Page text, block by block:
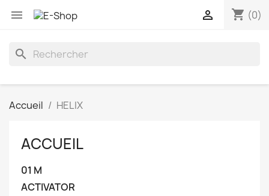
 shopping_cart (0)

search
Accueil HELIX
ACCUEIL
01 M
ACTIVATOR